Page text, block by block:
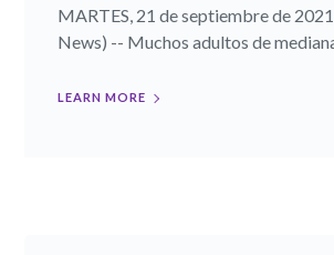
MARTES, 21 de septiembre de
News) -- Muchos adultos de
LEARN MORE